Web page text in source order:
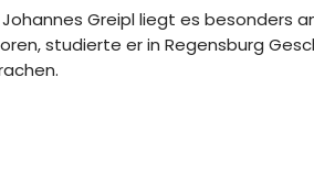
Greipl liegt es besonders
studierte er in Regensburg